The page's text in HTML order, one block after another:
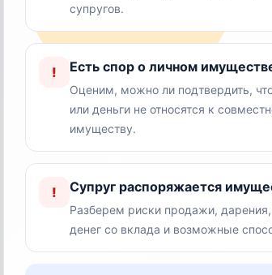
супругов.
! Есть спор о личном
Оценим, можно ли подтвердить,
или деньги не относятся к
имуществу.
! Супруг распоряжается
Разберем риски продажи,
денег со вклада и возможные